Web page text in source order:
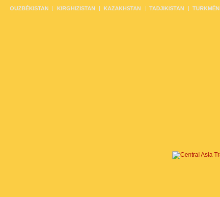
OUZBÉKISTAN KIRGHIZISTAN KAZAKHSTAN TADJIKISTAN